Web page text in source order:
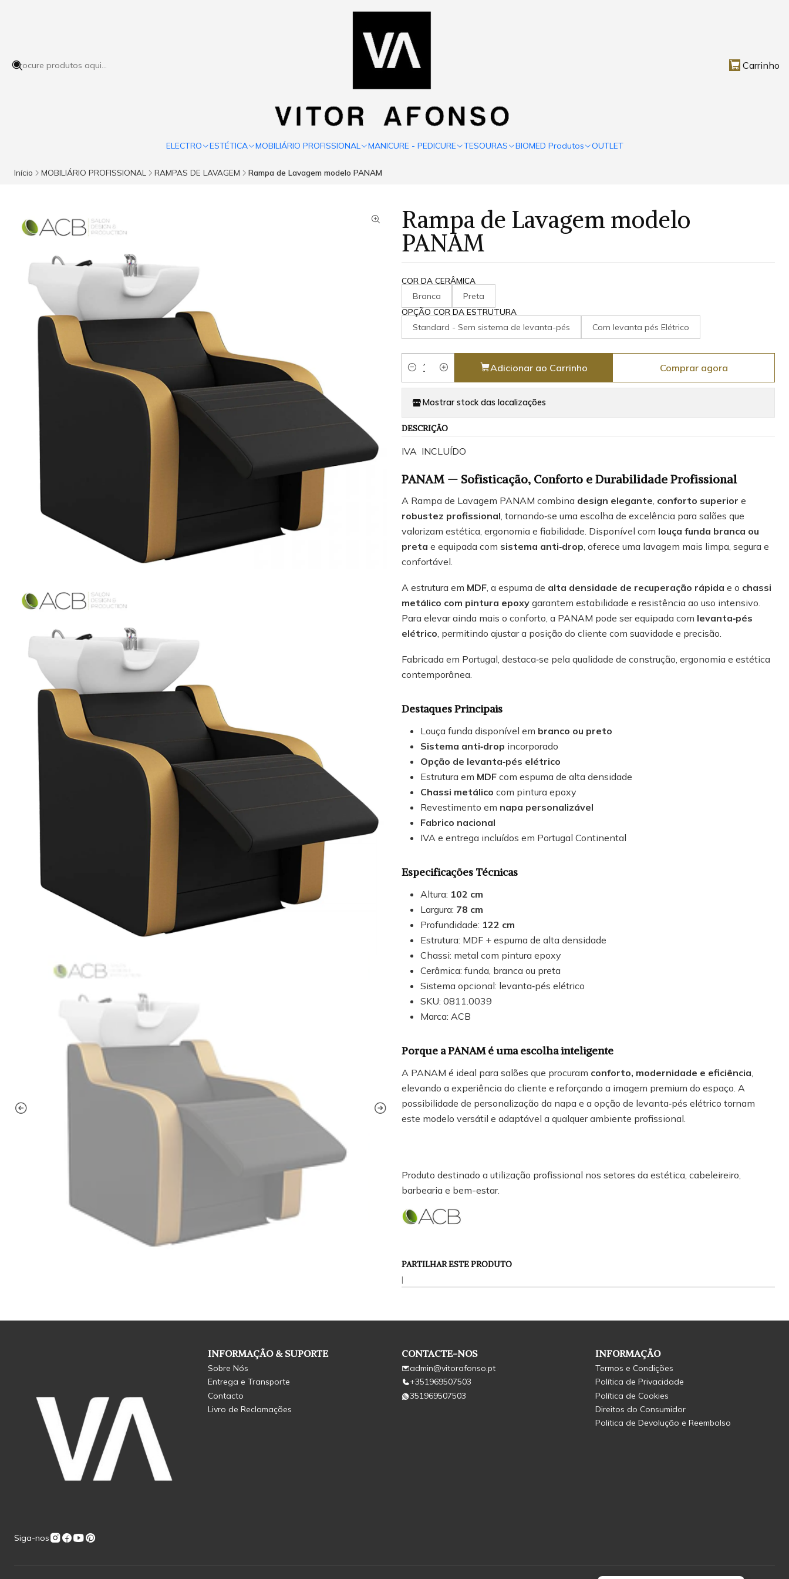
Carrinho
ELECTRO ESTÉTICA MOBILIÁRIO PROFISSIONAL MANICURE - PEDICURE TESOURAS BIOMED Produtos OUTLET
Início MOBILIÁRIO PROFISSIONAL RAMPAS DE LAVAGEM Rampa de Lavagem modelo PANAM
Rampa de Lavagem modelo
PANAM
COR DA CERÂMICA
Branca Preta
OPÇÃO COR DA ESTRUTURA
Standard - Sem sistema de levanta-pés Com levanta pés Elétrico
Quantidade
Adicionar ao Carrinho Comprar agora
Mostrar stock das localizações
DESCRIÇÃO
IVA INCLUÍDO
PANAM — Sofisticação, Conforto e Durabilidade Profissional
A Rampa de Lavagem PANAM combina design elegante conforto superior e
robustez profissional , tornando‑se uma escolha de excelência para salões que
valorizam estética, ergonomia e fiabilidade. Disponível com louça funda branca ou
preta e equipada com sistema anti‑drop , oferece uma lavagem mais limpa, segura e
confortável.
A estrutura em MDF , a espuma de alta densidade de recuperação rápida e o chassi
metálico com pintura epoxy garantem estabilidade e resistência ao uso intensivo.
Para elevar ainda mais o conforto, a PANAM pode ser equipada com levanta‑pés
elétrico , permitindo ajustar a posição do cliente com suavidade e precisão.
Fabricada em Portugal, destaca‑se pela qualidade de construção, ergonomia e estética
contemporânea.
Destaques Principais
Louça funda disponível em branco ou preto
Sistema anti‑drop incorporado
Opção de levanta‑pés elétrico
Estrutura em MDF com espuma de alta densidade
Chassi metálico com pintura epoxy
Revestimento em napa personalizável
Fabrico nacional
IVA e entrega incluídos em Portugal Continental
Especificações Técnicas
Altura: 102 cm
Largura: 78 cm
Profundidade: 122 cm
Estrutura: MDF + espuma de alta densidade
Chassi: metal com pintura epoxy
Cerâmica: funda, branca ou preta
Sistema opcional: levanta‑pés elétrico
SKU: 0811.0039
Marca: ACB
Porque a PANAM é uma escolha inteligente
A PANAM é ideal para salões que procuram conforto, modernidade e eficiência
elevando a experiência do cliente e reforçando a imagem premium do espaço. A
possibilidade de personalização da napa e a opção de levanta‑pés elétrico tornam
este modelo versátil e adaptável a qualquer ambiente profissional.
Produto destinado a utilização profissional nos setores da estética, cabeleireiro,
barbearia e bem-estar.
PARTILHAR ESTE PRODUTO
|
Siga-nos
INFORMAÇÃO & SUPORTE
Sobre Nós
Entrega e Transporte
Contacto
Livro de Reclamações
CONTACTE-NOS
admin@vitorafonso.pt
+351969507503
351969507503
INFORMAÇÃO
Termos e Condições
Política de Privacidade
Política de Cookies
Direitos do Consumidor
Politica de Devolução e Reembolso